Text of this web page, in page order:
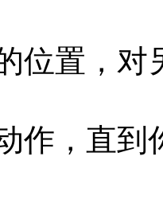
置，对
，直到